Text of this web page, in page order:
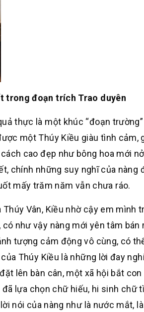
trong đoạn trích Trao duyên
thực là một khúc “đoạn
một Thúy Kiều giàu tình cảm,
cao đẹp như bông hoa mới
chính những suy nghĩ của nàng
mấy trăm năm vẫn chưa ráo.
Vân, Kiều nhờ cậy em mình
như vậy nàng mới yên tâm bán
tượng cảm động vô cùng, có
Thúy Kiều là những lời đay
lên bàn cân, một xã hội bắt
lựa chọn chữ hiếu, hi sinh chữ
nói của nàng như là nước mắt,